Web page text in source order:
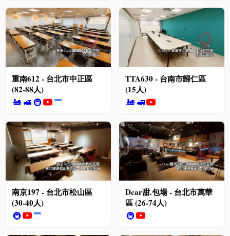
重南612 - 台北市中正區
(82-88人)
🚂 🚅 🚇
TTA630 - 台南市歸仁區
(15人)
🚂 🚅
南京197 - 台北市松山區
(30-40人)
🚇
Dcar甜.包場 - 台北市萬華
區 (26-74人)
🚇